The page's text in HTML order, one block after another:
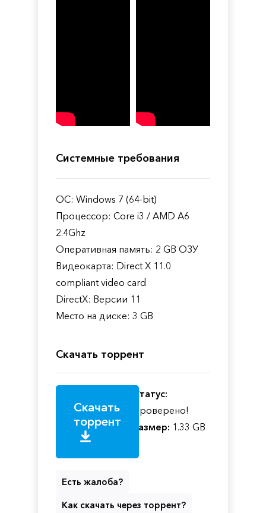
Системные требования
ОС: Windows 7 (64-bit)
Процессор: Core i3 / AMD A6
2.4Ghz
Оперативная память: 2 GB ОЗУ
Видеокарта: Direct X 11.0
compliant video card
DirectX: Версии 11
Место на диске: 3 GB
Скачать торрент
Скачать
торрент
Статус:
Проверено!
Размер: 1.33 GB
Есть жалоба?
Как скачать через торрент?